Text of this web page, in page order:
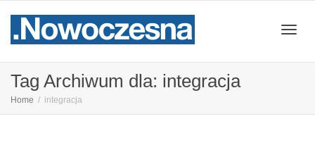
Tag Archiwum dla: integracja
Home integracja